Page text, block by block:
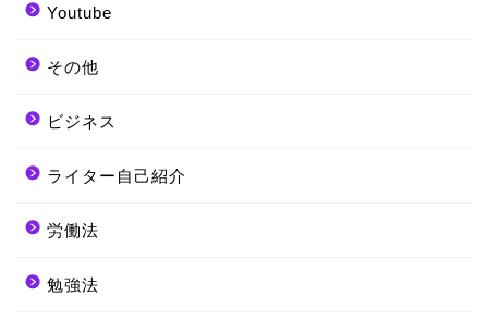
Youtube
その他
ビジネス
ライター自己紹介
労働法
勉強法